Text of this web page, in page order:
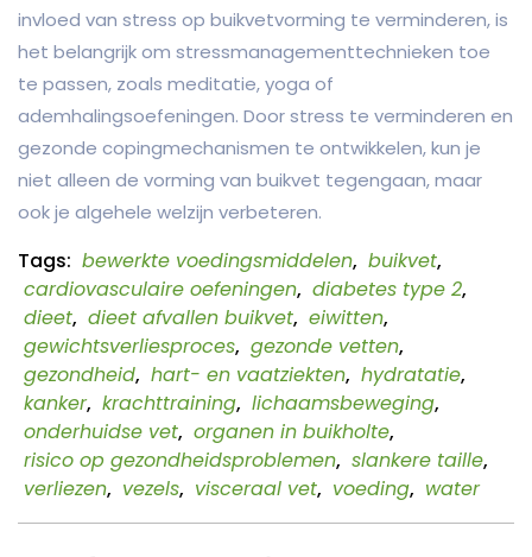
invloed van stress op buikvetvorming te verminderen, is
het belangrijk om stressmanagementtechnieken toe
te passen, zoals meditatie, yoga of
ademhalingsoefeningen. Door stress te verminderen en
gezonde copingmechanismen te ontwikkelen, kun je
niet alleen de vorming van buikvet tegengaan, maar
ook je algehele welzijn verbeteren.
Tags: bewerkte voedingsmiddelen, buikvet,
cardiovasculaire oefeningen, diabetes type 2,
dieet, dieet afvallen buikvet, eiwitten,
gewichtsverliesproces, gezonde vetten,
gezondheid, hart- en vaatziekten, hydratatie,
kanker, krachttraining, lichaamsbeweging,
onderhuidse vet, organen in buikholte,
risico op gezondheidsproblemen, slankere taille,
verliezen, vezels, visceraal vet, voeding, water